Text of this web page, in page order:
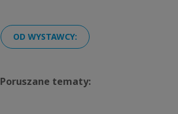
OD WYSTAWCY:
Poruszane tematy: